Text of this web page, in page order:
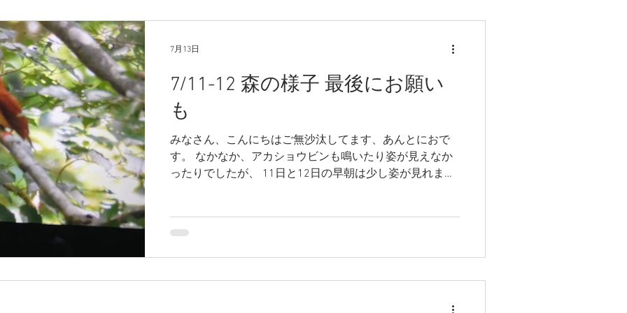
また、どうしちゃったんだろうな～。。。 とはいえ、一
台には聞こえます、さてどうなるか！となった昨日 14日
連休前の静けさと、お客様が少ない平日が相まってよか
ったのでしょうか、はたまた どうしても、繁殖を急ぎた
いという本能でしょうか。。。 午前中に沢近くで取った
カエルを咥えて1羽のアカショウビンが枝にとまります。
さすがにアカショウビンを見つけるのが上手な常連のKさ
んがその姿を
7/11-12 森の様子 最後にお願い
も
みなさん、こんにちはご無沙汰してます、あんとにおで
す。 なかなか、アカショウビンも鳴いたり姿が見えなか
ったりでしたが、 11日と12日の早朝は少し姿が見れまし
ぁ、鳴かずに飛んできて枝にとまっていたり という感じ
が多いようです。とはいえ、今日13日も静かな森になっ
いたしました。 おそらく、まだたまごを抱き始めたばか
7月13日